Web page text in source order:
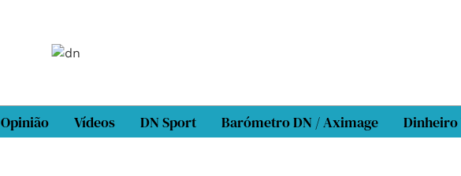
Opinião Vídeos DN Sport Barómetro DN / Aximage Dinheiro